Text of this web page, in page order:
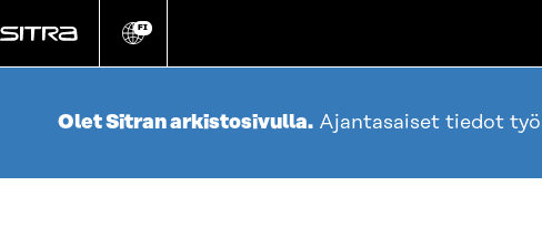
suoraan
Vaihda
kieli
FI
Olet Sitran arkistosivulla. Ajantasaiset tiedot